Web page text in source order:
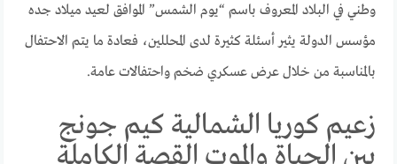
وطني في البلاد المعروف باسم “يوم الشمس” الموافق لعيد ميلاد جده
مؤسس الدولة يثير أسئلة كثيرة لدى المحللين، فعادة ما يتم الاحتفال
بالمناسبة من خلال عرض عسكري ضخم واحتفالات عامة.
زعيم كوريا الشمالية كيم جونج
بين الحياة والموت القصة الكاملة